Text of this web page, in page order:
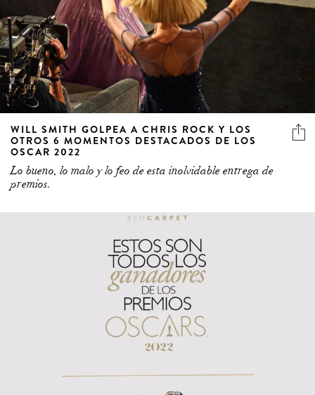
WILL SMITH GOLPEA A CHRIS ROCK Y LOS
OTROS 6 MOMENTOS DESTACADOS DE LOS
OSCAR 2022
Lo bueno, lo malo y lo feo de esta inolvidable entrega de
premios.